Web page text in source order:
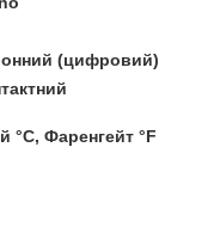
(цифровий)
°C, Фаренгейт °F